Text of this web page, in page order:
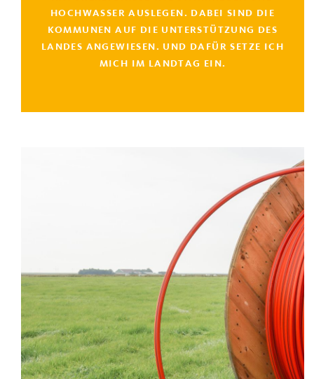
HOCHWASSER AUSLEGEN. DABEI SIND DIE
KOMMUNEN AUF DIE UNTERSTÜTZUNG DES
LANDES ANGEWIESEN. UND DAFÜR SETZE ICH
MICH IM LANDTAG EIN.